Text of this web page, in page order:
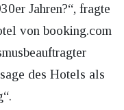
Jahren?“, fragte
von booking.com
des Hotels als